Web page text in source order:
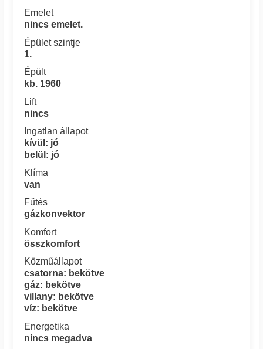
Emelet
nincs emelet.
Épület szintje
1.
Épült
kb. 1960
Lift
nincs
Ingatlan állapot
kívül: jó
belül: jó
Klíma
van
Fűtés
gázkonvektor
Komfort
összkomfort
Közműállapot
csatorna: bekötve
gáz: bekötve
villany: bekötve
víz: bekötve
Energetika
nincs megadva